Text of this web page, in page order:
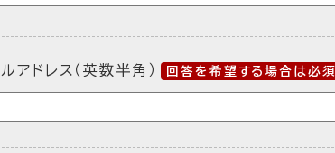
アドレス（英数半角） 回答を希望する場合は必須